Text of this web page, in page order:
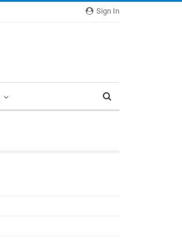
Sign In